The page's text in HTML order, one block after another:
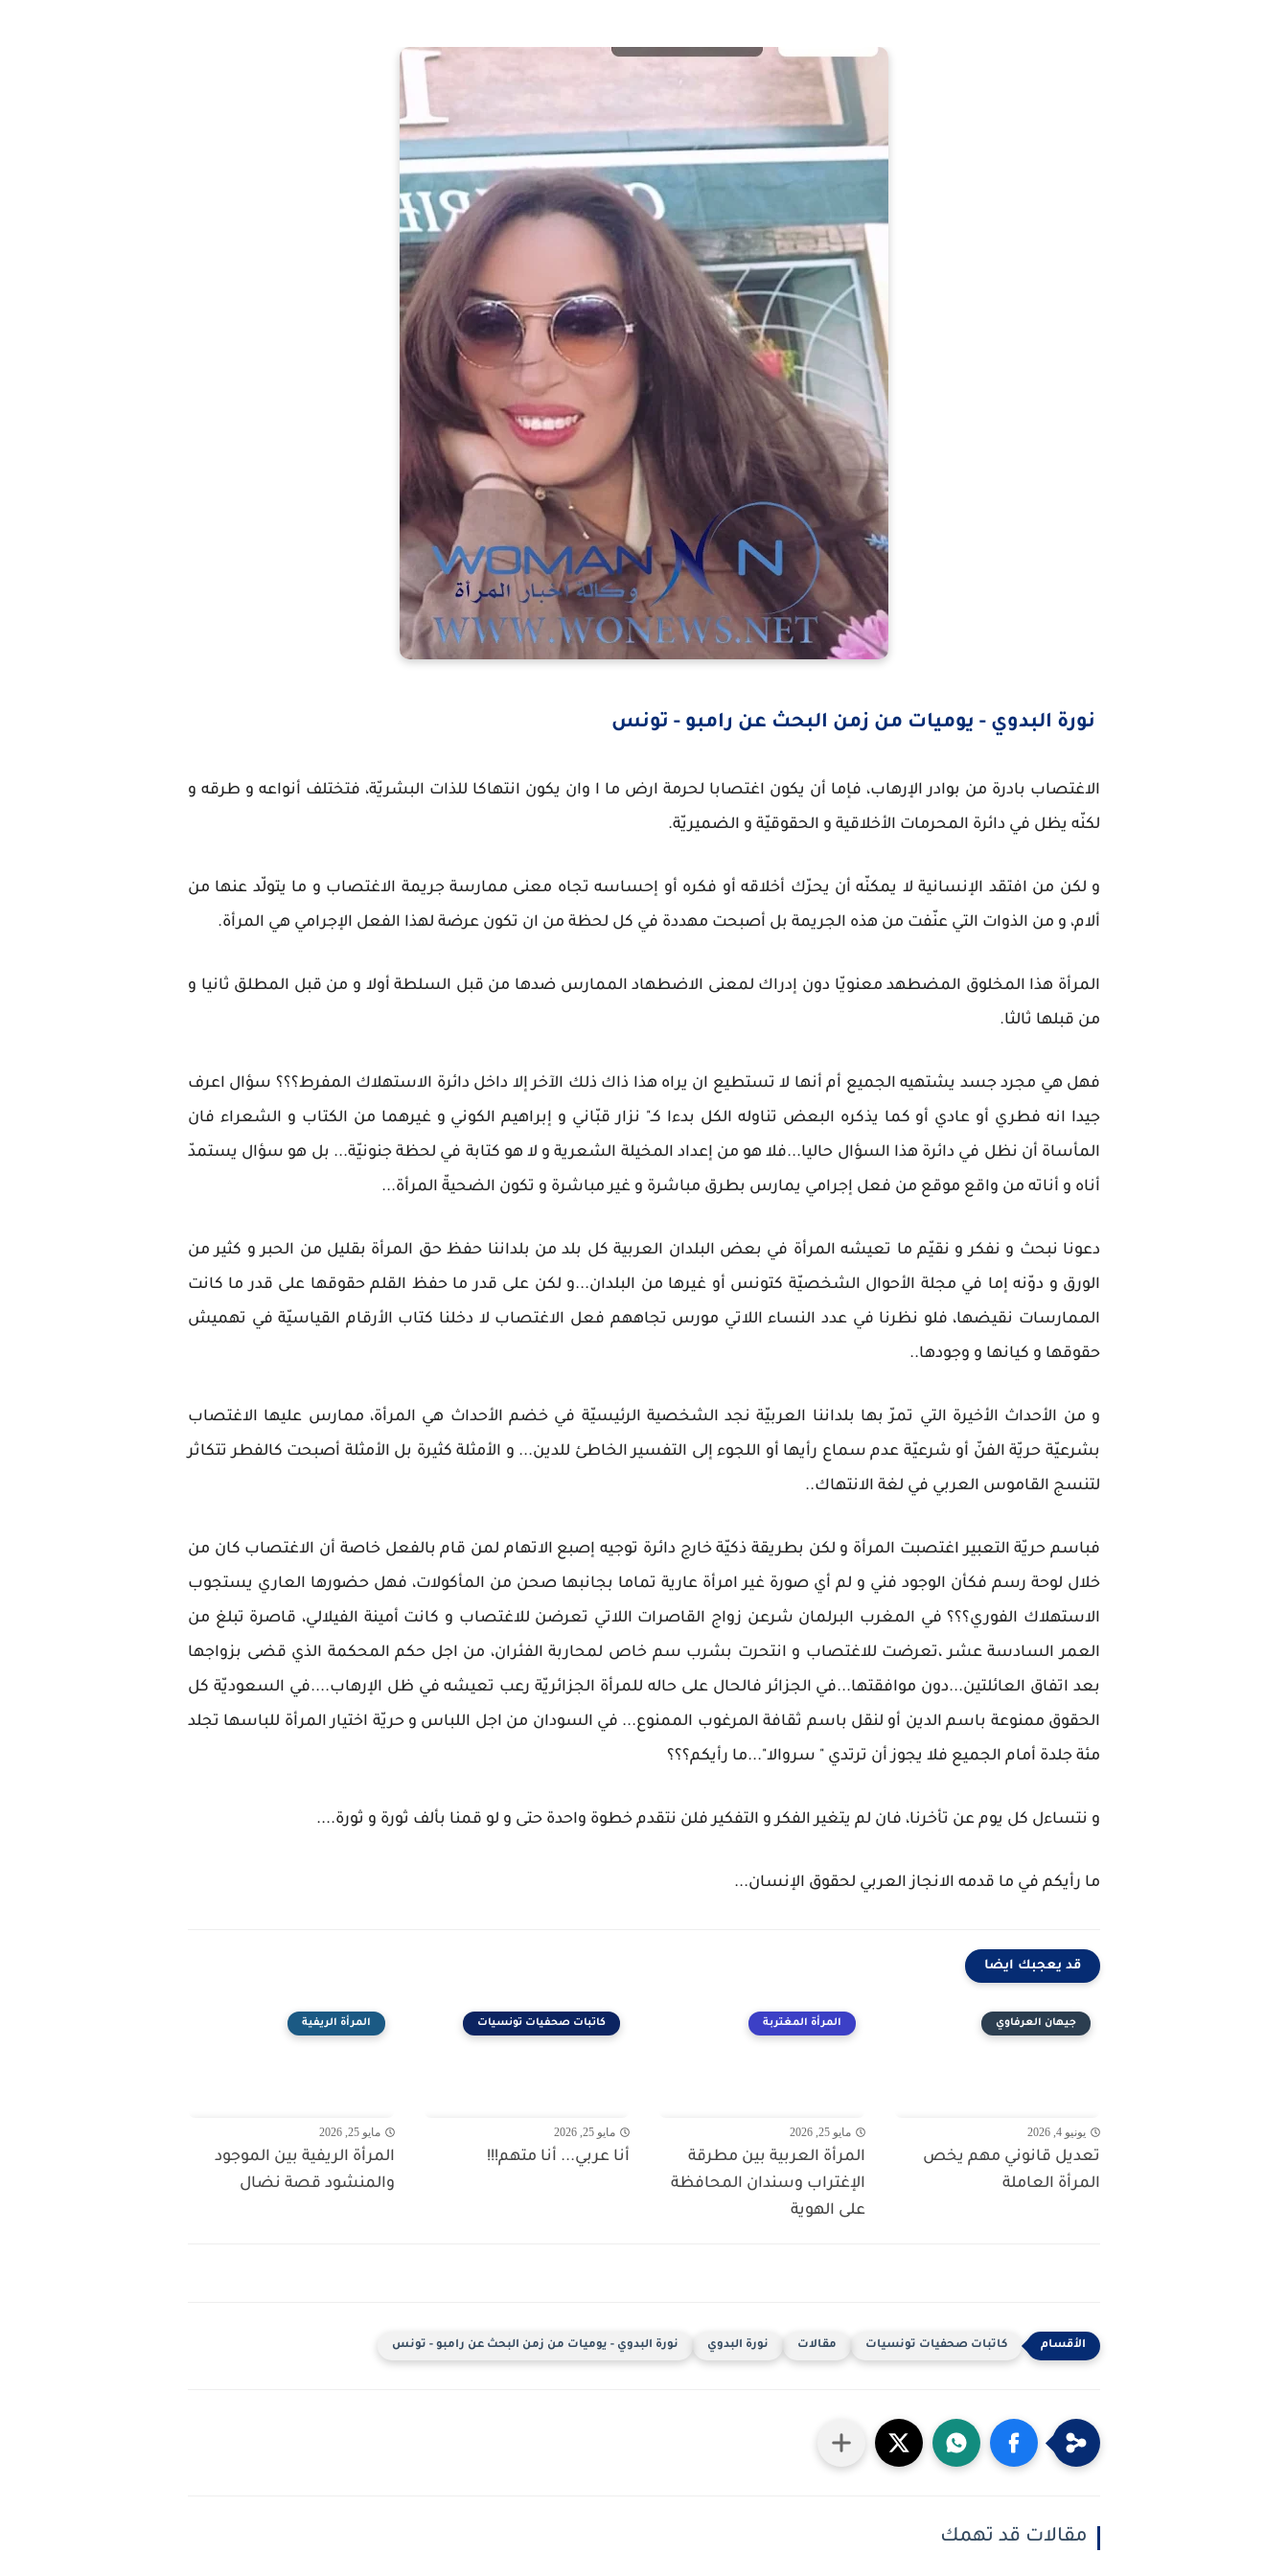
نورة البدوي - يوميات من زمن البحث عن رامبو - تونس
الاغتصاب بادرة من بوادر الإرهاب، فإما أن يكون اغتصابا لحرمة ارض ما ا وان يكون انتهاكا للذات البشريّة، فتختلف أنواعه و طرقه و
لكنّه يظل في دائرة المحرمات الأخلاقية و الحقوقيّة و الضميريّة.
و لكن من افتقد الإنسانية لا يمكنّه أن يحرّك أخلاقه أو فكره أو إحساسه تجاه معنى ممارسة جريمة الاغتصاب و ما يتولّد عنها من
ألام، و من الذوات التي عنّفت من هذه الجريمة بل أصبحت مهددة في كل لحظة من ان تكون عرضة لهذا الفعل الإجرامي هي المرأة.
المرأة هذا المخلوق المضطهد معنويّا دون إدراك لمعنى الاضطهاد الممارس ضدها من قبل السلطة أولا و من قبل المطلق ثانيا و
من قبلها ثالثا.
فهل هي مجرد جسد يشتهيه الجميع أم أنها لا تستطيع ان يراه هذا ذاك ذلك الآخر إلا داخل دائرة الاستهلاك المفرط؟؟؟ سؤال اعرف
جيدا انه فطري أو عادي أو كما يذكره البعض تناوله الكل بدءا كـ" نزار قبّاني و إبراهيم الكوني و غيرهما من الكتاب و الشعراء فان
المأساة أن نظل في دائرة هذا السؤال حاليا...فلا هو من إعداد المخيلة الشعرية و لا هو كتابة في لحظة جنونيّة... بل هو سؤال يستمدّ
أناه و أناته من واقع موقع من فعل إجرامي يمارس بطرق مباشرة و غير مباشرة و تكون الضحيةّ المرأة...
دعونا نبحث و نفكر و نقيّم ما تعيشه المرأة في بعض البلدان العربية كل بلد من بلداننا حفظ حق المرأة بقليل من الحبر و كثير من
الورق و دوّنه إما في مجلة الأحوال الشخصيّة كتونس أو غيرها من البلدان...و لكن على قدر ما حفظ القلم حقوقها على قدر ما كانت
الممارسات نقيضها، فلو نظرنا في عدد النساء اللاتي مورس تجاههم فعل الاغتصاب لا دخلنا كتاب الأرقام القياسيّة في تهميش
حقوقها و كيانها و وجودها..
و من الأحداث الأخيرة التي تمرّ بها بلداننا العربيّة نجد الشخصية الرئيسيّة في خضم الأحداث هي المرأة، ممارس عليها الاغتصاب
بشرعيّة حريّة الفنّ أو شرعيّة عدم سماع رأيها أو اللجوء إلى التفسير الخاطئ للدين... و الأمثلة كثيرة بل الأمثلة أصبحت كالفطر تتكاثر
لتنسج القاموس العربي في لغة الانتهاك..
فباسم حريّة التعبير اغتصبت المرأة و لكن بطريقة ذكيّة خارج دائرة توجيه إصبع الاتهام لمن قام بالفعل خاصة أن الاغتصاب كان من
خلال لوحة رسم فكأن الوجود فني و لم أي صورة غير امرأة عارية تماما بجانبها صحن من المأكولات، فهل حضورها العاري يستجوب
الاستهلاك الفوري؟؟؟ في المغرب البرلمان شرعن زواج القاصرات اللاتي تعرضن للاغتصاب و كانت أمينة الفيلالي، قاصرة تبلغ من
العمر السادسة عشر ،تعرضت للاغتصاب و انتحرت بشرب سم خاص لمحاربة الفئران، من اجل حكم المحكمة الذي قضى بزواجها
بعد اتفاق العائلتين...دون موافقتها...في الجزائر فالحال على حاله للمرأة الجزائريّة رعب تعيشه في ظل الإرهاب....في السعوديّة كل
الحقوق ممنوعة باسم الدين أو لنقل باسم ثقافة المرغوب الممنوع... في السودان من اجل اللباس و حريّة اختيار المرأة للباسها تجلد
مئة جلدة أمام الجميع فلا يجوز أن ترتدي " سروالا"...ما رأيكم؟؟؟
و نتساءل كل يوم عن تأخرنا، فان لم يتغير الفكر و التفكير فلن نتقدم خطوة واحدة حتى و لو قمنا بألف ثورة و ثورة....
ما رأيكم في ما قدمه الانجاز العربي لحقوق الإنسان...
قد يعجبك ايضا
جيهان العرفاوي
يونيو 4, 2026
تعديل قانوني مهم يخص
المرأة العاملة
المرأة المغتربة
مايو 25, 2026
المرأة العربية بين مطرقة
الإغتراب وسندان المحافظة
على الهوية
كاتبات صحفيات تونسيات
مايو 25, 2026
أنا عربي... أنا متهم!!!
المرأة الريفية
مايو 25, 2026
المرأة الريفية بين الموجود
والمنشود قصة نضال
كاتبات صحفيات تونسيات مقالات نورة البدوي نورة البدوي - يوميات من زمن البحث عن رامبو - تونس
مقالات قد تهمك